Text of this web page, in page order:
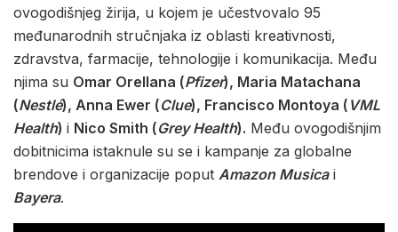
ovogodišnjeg žirija, u kojem je učestvovalo 95
međunarodnih stručnjaka iz oblasti kreativnosti,
zdravstva, farmacije, tehnologije i komunikacija. Među
njima su Omar Orellana (Pfizer), Maria Matachana
(Nestlé), Anna Ewer (Clue), Francisco Montoya ( VML
Health) i Nico Smith (Grey Health). Među ovogodišnjim
dobitnicima istaknule su se i kampanje za globalne
brendove i organizacije poput Amazon Musica i
Bayera.